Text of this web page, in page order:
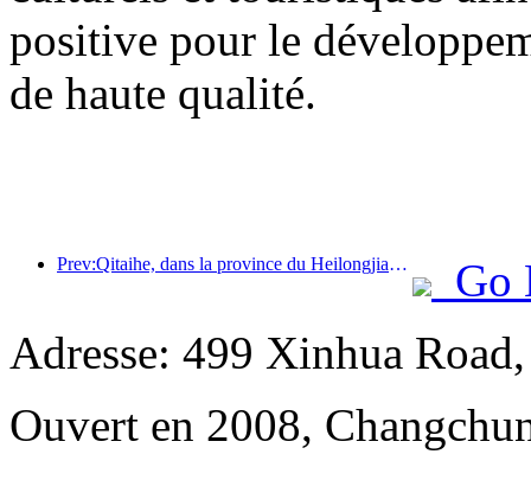
positive pour le
de haute qualité.
Prev:Qitaihe, dans la province du Heilongjiang, a promulgué la première réglementation nationale sur l'industrie de la glace et de la neige, encourageant l'intégration de l'IA et des sports de glace et de neige.
Go
Adresse: 499 Xinhua
Ouvert en 2008,